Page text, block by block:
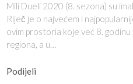
Mili Dueli 2020 (8. sezona) su
Riječ je o najvećem i
ovim prostoria koje već 8.
regiona, a u…
Podijeli